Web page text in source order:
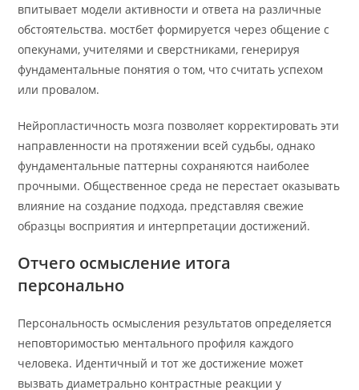
впитывает модели активности и ответа на различные
обстоятельства. мостбет формируется через общение с
опекунами, учителями и сверстниками, генерируя
фундаментальные понятия о том, что считать успехом
или провалом.
Нейропластичность мозга позволяет корректировать эти
направленности на протяжении всей судьбы, однако
фундаментальные паттерны сохраняются наиболее
прочными. Общественное среда не перестает оказывать
влияние на создание подхода, представляя свежие
образцы восприятия и интерпретации достижений.
Отчего осмысление итога
персонально
Персональность осмысления результатов определяется
неповторимостью ментального профиля каждого
человека. Идентичный и тот же достижение может
вызвать диаметрально контрастные реакции у